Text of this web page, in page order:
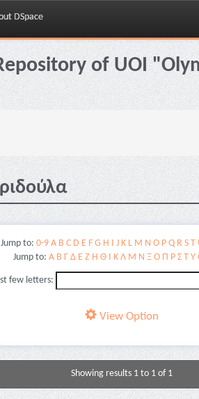
DSpace
of UOI
Jump to: 0-9 A B C D E F G H I J K L M N O P Q R S T
Jump to: Α Β Γ Δ Ε Ζ Η Θ Ι Κ Λ Μ Ν Ξ Ο Π Ρ Σ Τ Υ
few letters:
View Option
Showing results 1 to 1 of 1